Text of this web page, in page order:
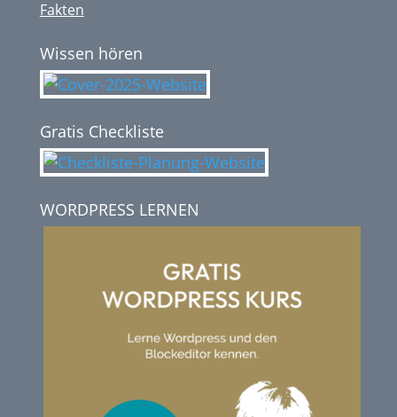
Fakten
Wissen hören
Gratis Checkliste
WORDPRESS LERNEN